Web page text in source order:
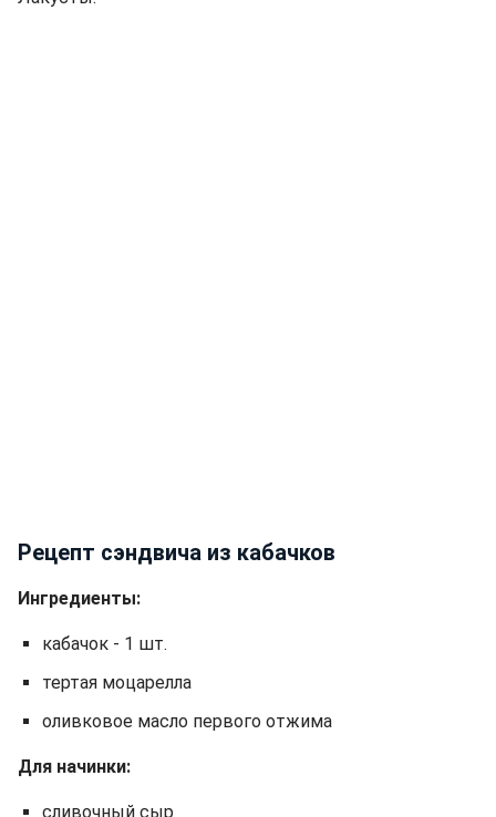
Рецепт сэндвича из кабачков
Ингредиенты:
кабачок - 1 шт.
тертая моцарелла
оливковое масло первого отжима
Для начинки:
сливочный сыр